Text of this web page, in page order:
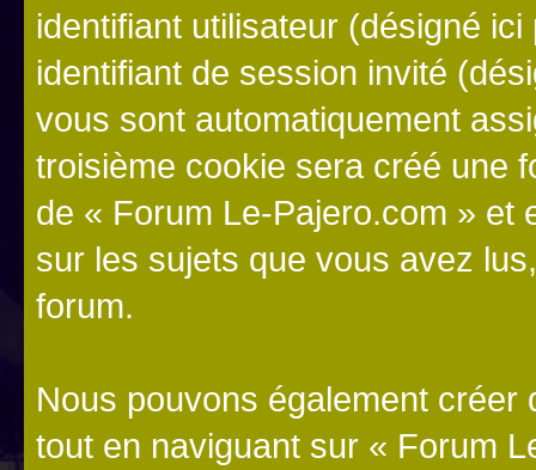
identifiant utilisateur (désigné
identifiant de session invité
vous sont automatiquement
troisième cookie sera créé une
de « Forum Le-Pajero.com » et
sur les sujets que vous avez
forum.
Nous pouvons également
tout en naviguant sur « Forum